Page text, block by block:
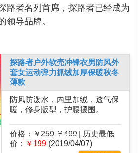
路者名列首席，探路者已经成为
领导品牌。
探路者户外软壳冲锋衣男防风外
套女运动弹力抓绒加厚保暖秋冬
薄款
防风防泼水，内里加绒，透气保
暖，修身版型，护腰摆围。
价格：￥259 ￥499 | 历史最低
价：
￥199 (2019/04/07)